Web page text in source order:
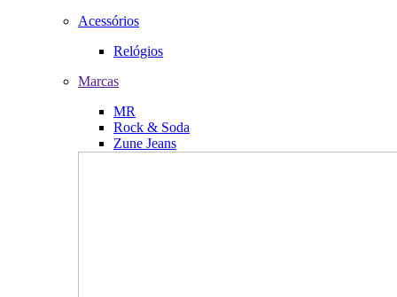
Acessórios
Relógios
Marcas
MR
Rock & Soda
Zune Jeans